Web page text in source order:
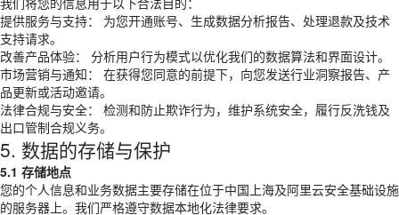
提供服务与支持： 为您开通账号、生成数据分析报告、处理退款及技术
支持请求。
改善产品体验： 分析用户行为模式以优化我们的数据算法和界面设计。
市场营销与通知： 在获得您同意的前提下，向您发送行业洞察报告、产
品更新或活动邀请。
法律合规与安全： 检测和防止欺诈行为，维护系统安全，履行反洗钱及
出口管制合规义务。
5. 数据的存储与保护
5.1 存储地点
您的个人信息和业务数据主要存储在位于中国上海及阿里云安全基础设施
的服务器上。我们严格遵守数据本地化法律要求。